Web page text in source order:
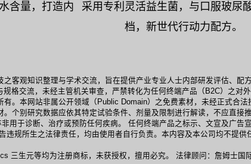
含量，打造内
采用专利灵活益生菌，与口服玻尿
档，新世代行动力配方。
客观知识整理与学术交流，旨在提供产业专业人士内部研发评估、配
格交流，未经主管机关审查，严禁转化为任何终端产品（B2C）之对外
。本网站非属公开领域（Public Domain）之免费素材，未经正式合法
个别研究数据应依其特定试验条件、剂量及限制进行解读，不应直接
于诊断、治疗或预防任何疾病。 任何终端产品之标示、文宣及广告
规所生之法律责任，均由使用者自行负责。本内容及本公司均不提供
三生元等均为注册商标，未获授权，擅用必究。 法律顾问：詹姆士国